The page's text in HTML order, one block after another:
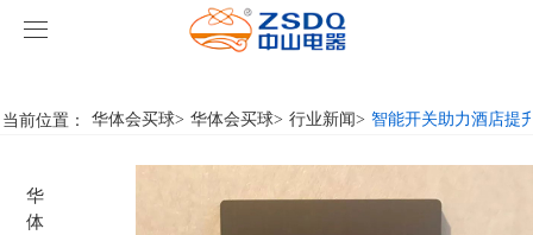
华体会买球
当前位置： 华体会买球> 华体会买球> 行业新闻> 智能开关助力酒店提
华
体